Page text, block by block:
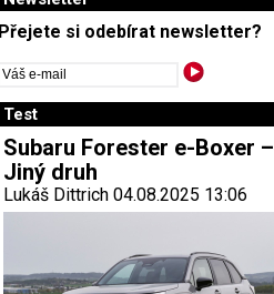
Přejete si odebírat newsletter?
Test
Subaru Forester e-Boxer –
Jiný druh
Lukáš Dittrich 04.08.2025 13:06